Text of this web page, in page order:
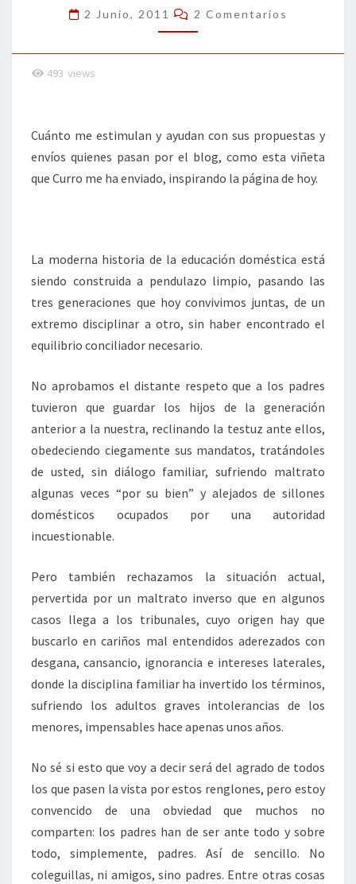
2 Junio, 2011 Comentarios
2 Comentarios
493 views
Cuánto me estimulan y ayudan con sus propuestas y
envíos quienes pasan por el blog, como esta viñeta
que Curro me ha enviado, inspirando la página de hoy.
La moderna historia de la educación doméstica está
siendo construida a pendulazo limpio, pasando las
tres generaciones que hoy convivimos juntas, de un
extremo disciplinar a otro, sin haber encontrado el
equilibrio conciliador necesario.
No aprobamos el distante respeto que a los padres
tuvieron que guardar los hijos de la generación
anterior a la nuestra, reclinando la testuz ante ellos,
obedeciendo ciegamente sus mandatos, tratándoles
de usted, sin diálogo familiar, sufriendo maltrato
algunas veces “por su bien” y alejados de sillones
domésticos ocupados por una autoridad
incuestionable.
Pero también rechazamos la situación actual,
pervertida por un maltrato inverso que en algunos
casos llega a los tribunales, cuyo origen hay que
buscarlo en cariños mal entendidos aderezados con
desgana, cansancio, ignorancia e intereses laterales,
donde la disciplina familiar ha invertido los términos,
sufriendo los adultos graves intolerancias de los
menores, impensables hace apenas unos años.
No sé si esto que voy a decir será del agrado de todos
los que pasen la vista por estos renglones, pero estoy
convencido de una obviedad que muchos no
comparten: los padres han de ser ante todo y sobre
todo, simplemente, padres. Así de sencillo. No
coleguillas, ni amigos, sino padres. Entre otras cosas